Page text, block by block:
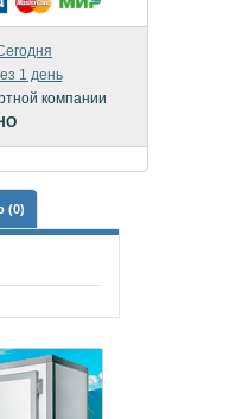
1 день
компании
(0)